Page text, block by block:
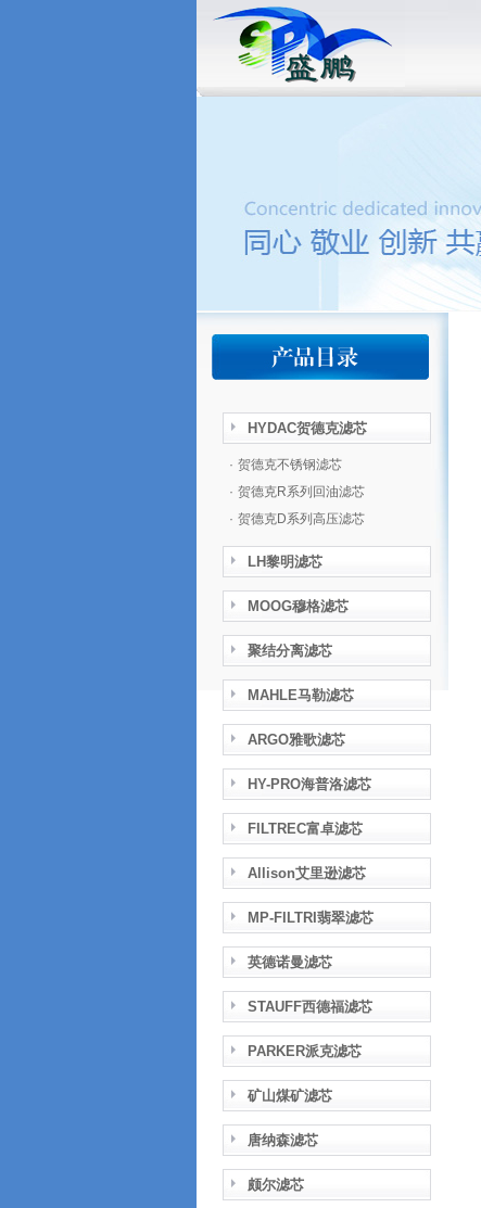
HYDAC贺德克滤芯
· 贺德克不锈钢滤芯
· 贺德克R系列回油滤芯
· 贺德克D系列高压滤芯
LH黎明滤芯
MOOG穆格滤芯
聚结分离滤芯
MAHLE马勒滤芯
ARGO雅歌滤芯
HY-PRO海普洛滤芯
FILTREC富卓滤芯
Allison艾里逊滤芯
MP-FILTRI翡翠滤芯
英德诺曼滤芯
STAUFF西德福滤芯
PARKER派克滤芯
矿山煤矿滤芯
唐纳森滤芯
颇尔滤芯